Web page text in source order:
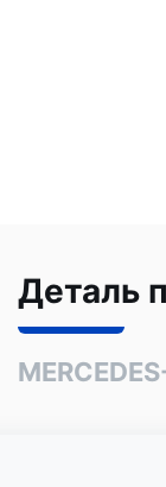
Деталь